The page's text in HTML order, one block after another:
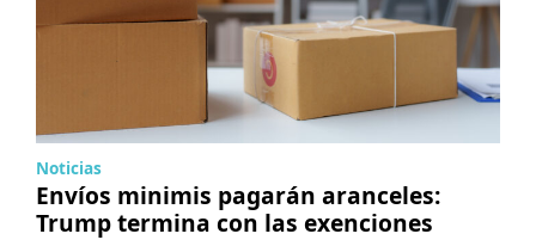
Noticias
Envíos minimis pagarán aranceles:
Trump termina con las exenciones